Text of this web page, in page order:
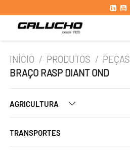
INÍCIO / PRODUTOS / PEÇAS
BRAÇO RASP DIANT OND
AGRICULTURA
TRANSPORTES